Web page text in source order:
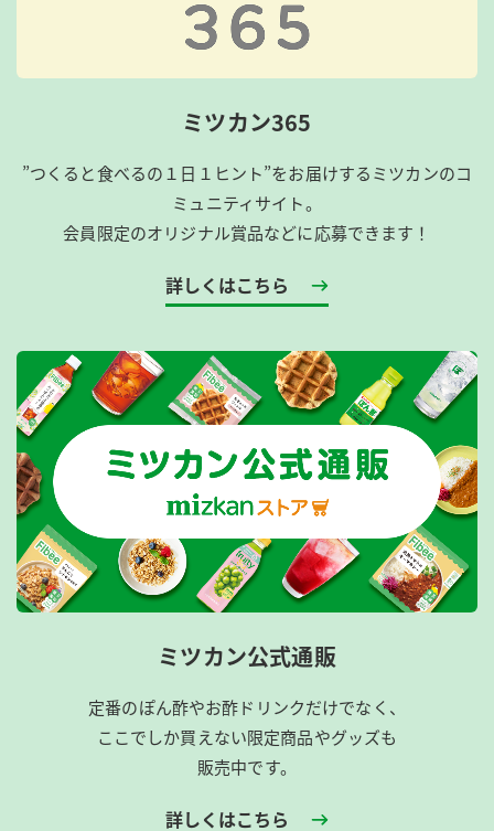
ミツカン365
”つくると食べるの１日１ヒント”をお届けするミツカンのコ
ミュニティサイト。
会員限定のオリジナル賞品などに応募できます！
詳しくはこちら
ミツカン公式通販
定番のぽん酢やお酢ドリンクだけでなく、
ここでしか買えない限定商品やグッズも
販売中です。
詳しくはこちら